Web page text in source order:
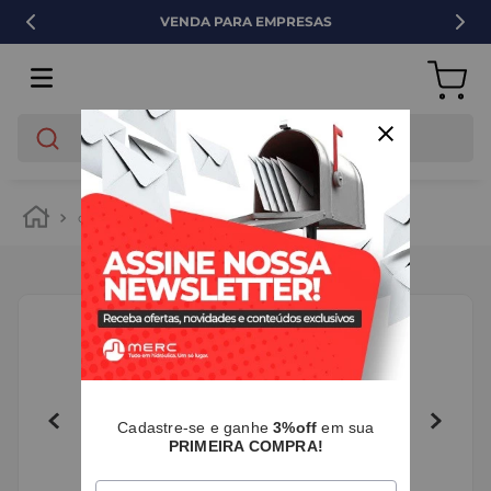
VENDA PARA EMPRESAS
O que você está buscando?
cozinha e lavanderia jardim esguicho
Cadastre-se e ganhe3%off em sua
PRIMEIRA COMPRA!